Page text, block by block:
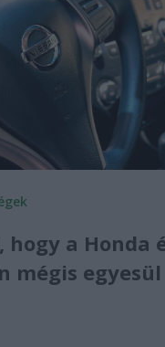
hogy a Honda
mégis egyesül